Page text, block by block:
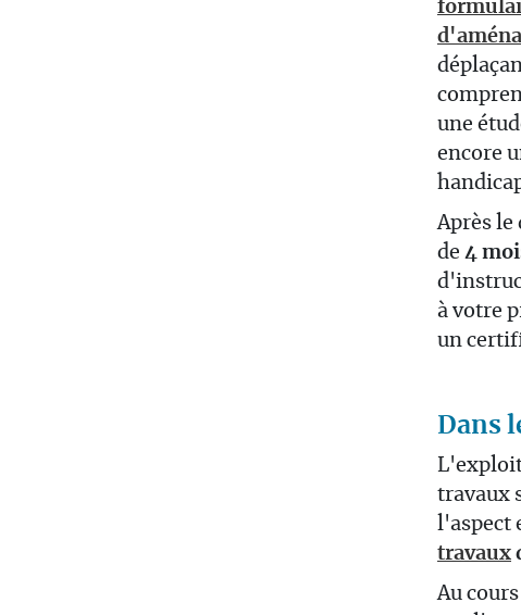
une
encore
Après le
de 4
à votre
un
Dans
travaux
l'aspect
travaux
Au